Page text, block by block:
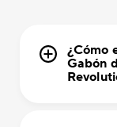
¿Cómo
Gabón